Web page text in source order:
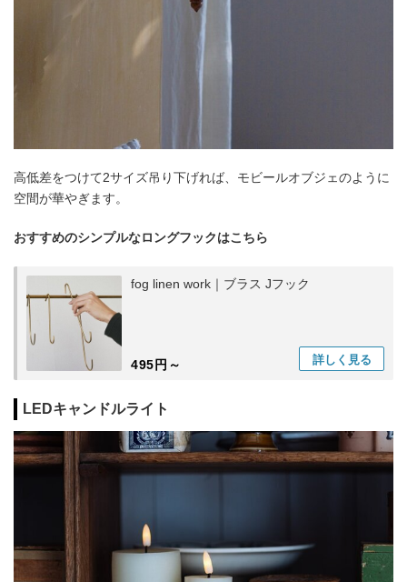
高低差をつけて2サイズ吊り下げれば、モビールオブジェのように
空間が華やぎます。
おすすめのシンプルなロングフックはこちら
fog linen work｜ブラス Jフック
495円～ 詳しく 見る
LEDキャンドルライト